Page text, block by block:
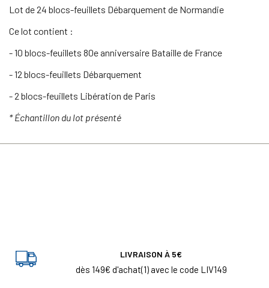
Lot de 24 blocs-feuillets Débarquement de Normandie
Ce lot contient :
- 10 blocs-feuillets 80e anniversaire Bataille de France
- 12 blocs-feuillets Débarquement
- 2 blocs-feuillets Libération de Paris
* Échantillon du lot présenté
LIVRAISON À 5€
dès 149€ d'achat(1) avec le code LIV149